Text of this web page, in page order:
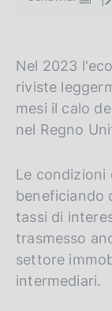
p
a
l
a
p
i
n
G
o
t
o
h
e
e
n
g
l
C
e
r
c
n
e
l
s
i
t
Nel 2023
riviste
mesi il calo
nel Regno
Le condizioni
beneficiando
tassi di
trasmesso
settore
intermediari.
k
e
: